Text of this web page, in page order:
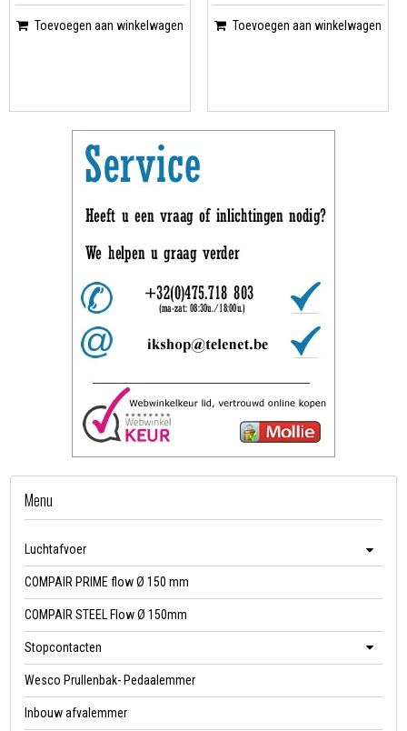
Toevoegen aan winkelwagen Toevoegen aan winkelwagen
Menu
Luchtafvoer
COMPAIR PRIME flow Ø 150 mm
COMPAIR STEEL Flow Ø 150mm
Stopcontacten
Wesco Prullenbak- Pedaalemmer
Inbouw afvalemmer